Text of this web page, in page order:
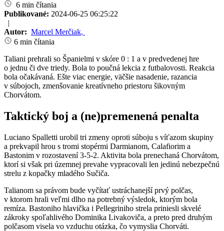
6 min čítania
Publikované: 2024-06-25 06:25:22
|
Autor: Marcel Merčiak,
6 min čítania
Taliani prehrali so Španielmi v skóre 0 : 1 a v predvedenej hre
o jednu či dve triedy. Bola to poučná lekcia z futbalovosti. Reakcia
bola očakávaná. Ešte viac energie, väčšie nasadenie, razancia
v súbojoch, zmenšovanie kreatívneho priestoru šikovným
Chorvátom.
Taktický boj a (ne)premenená penalta
Luciano Spalletti urobil tri zmeny oproti súboju s víťazom skupiny
a prekvapil hrou s tromi stopérmi Darmianom, Calafiorim a
Bastonim v rozostavení 3-5-2. Aktivita bola prenechaná Chorvátom,
ktorí si však pri územnej prevahe vypracovali len jedinú nebezpečnú
strelu z kopačky mladého Sučiča.
Talianom sa právom bude vyčítať ustráchanejší prvý polčas,
v ktorom hrali veľmi dlho na potrebný výsledok, ktorým bola
remíza. Bastoniho hlavička i Pellegriniho strela priniesli skvelé
zákroky spoľahlivého Dominika Livakoviča, a preto pred druhým
polčasom visela vo vzduchu otázka, čo vymyslia Chorváti.